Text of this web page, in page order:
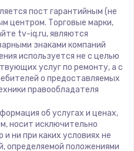
руб.
руб.
пост гарантийным (не
центром. Торговые марки,
tv-iq.ru, являются
знаками компаний
используется не с целью
услуг по ремонту, а с
о предоставляемых
правообладателя
об услугах и ценах,
носит исключительно
ни при каких условиях не
определяемой положениями